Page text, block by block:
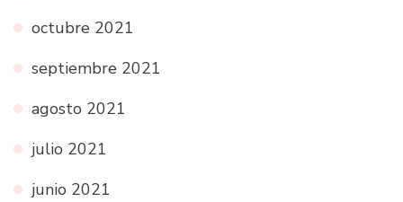
octubre 2021
septiembre 2021
agosto 2021
julio 2021
junio 2021